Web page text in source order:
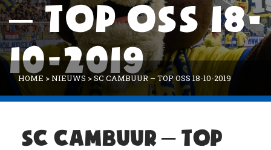
– TOP OSS 18-
10-2019
HOME >NIEUWS >SC CAMBUUR – TOP OSS 18-10-2019
SC CAMBUUR – TOP